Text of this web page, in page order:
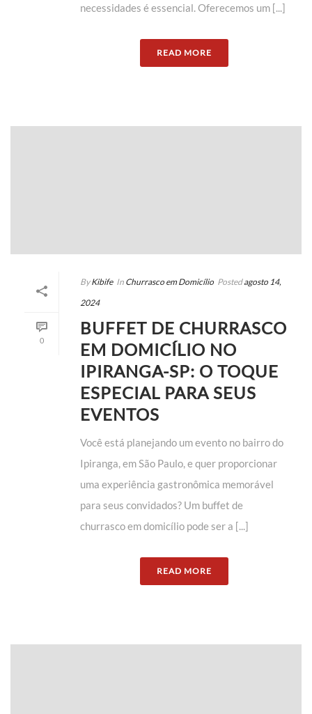
necessidades é essencial. Oferecemos um [...]
READ MORE
0
By Kibife In Churrasco em Domicílio Posted agosto 14,
2024
BUFFET DE CHURRASCO
EM DOMICÍLIO NO
IPIRANGA-SP: O TOQUE
ESPECIAL PARA SEUS
EVENTOS
Você está planejando um evento no bairro do
Ipiranga, em São Paulo, e quer proporcionar
uma experiência gastronômica memorável
para seus convidados? Um buffet de
churrasco em domicílio pode ser a [...]
READ MORE